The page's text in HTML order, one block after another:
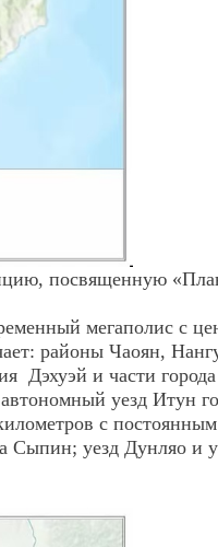
посвященную
мегаполис с
районы Чаоян,
Дэхуэй и части города
уезд Итун
с
Сыпин; уезд Дунляо и